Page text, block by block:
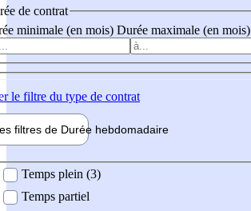
de contrat
minimale (en mois) Durée maximale (en mois)
le filtre du type de contrat
filtres de Durée hebdomadaire
Temps plein (3)
Temps partiel